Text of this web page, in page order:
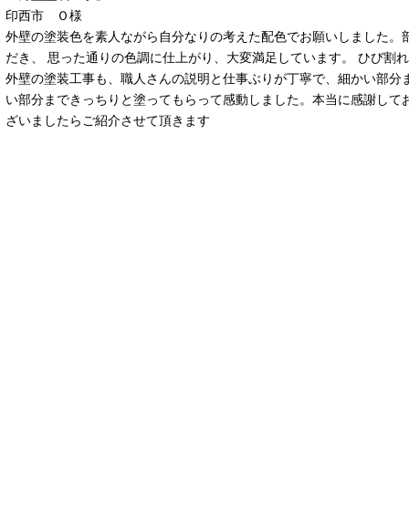
印西市 Ｏ様
外壁の塗装色を素人ながら自分なりの考えた配色でお願いしました。
だき、 思った通りの色調に仕上がり、大変満足しています。 ひび割
外壁の塗装工事も、職人さんの説明と仕事ぶりが丁寧で、細かい部分
い部分まできっちりと塗ってもらって感動しました。本当に感謝して
ざいましたらご紹介させて頂きます